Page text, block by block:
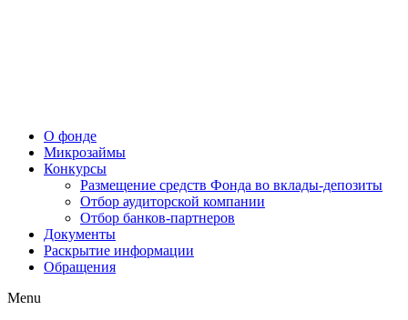
О фонде
Микрозаймы
Конкурсы
Размещение средств Фонда во вклады-депозиты
Отбор аудиторской компании
Отбор банков-партнеров
Документы
Раскрытие информации
Обращения
Menu